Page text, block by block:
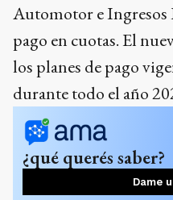
Automotor e Ingresos
pago en cuotas. El
los planes de pago
durante todo el año
¿qué querés saber?
Dame